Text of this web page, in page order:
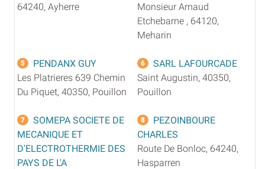
64240, Ayherre
Monsieur Arnaud
Etchebarne , 64120,
Meharin
5
PENDANX GUY
Les Platrieres 639 Chemin
Du Piquet, 40350, Pouillon
6
SARL LAFOURCADE
Saint Augustin, 40350,
Pouillon
7
SOMEPA SOCIETE DE
MECANIQUE ET
D'ELECTROTHERMIE DES
PAYS DE L'A
8
PEZOINBOURE
CHARLES
Route De Bonloc, 64240,
Hasparren